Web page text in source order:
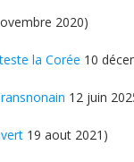
2020)
la Corée 10
12 juin
19 aout 2021)